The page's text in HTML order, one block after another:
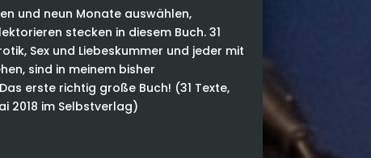
und neun Monate auswählen,
stecken in diesem Buch. 31
Sex und Liebeskummer und jeder mit
sind in meinem bisher
erste richtig große Buch! (31 Texte,
2018 im Selbstverlag)